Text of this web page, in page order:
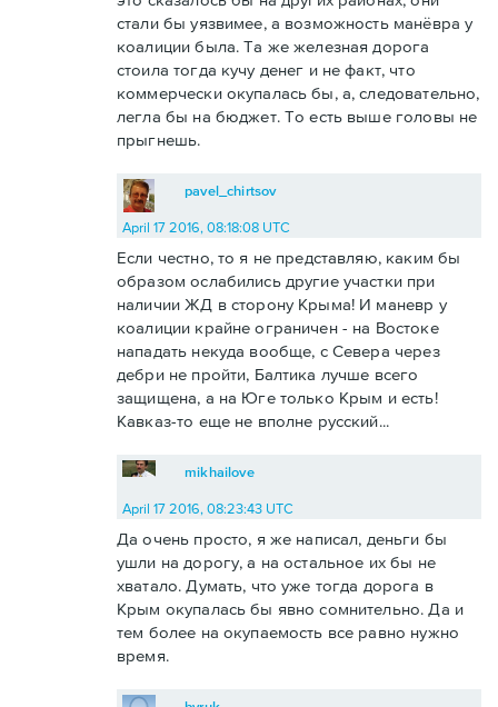
стали бы уязвимее, а возможность манёвра у
коалиции была. Та же железная дорога
стоила тогда кучу денег и не факт, что
коммерчески окупалась бы, а, следовательно,
легла бы на бюджет. То есть выше головы не
прыгнешь.
pavel_chirtsov
April 17 2016, 08:18:08 UTC
Если честно, то я не представляю, каким бы
образом ослабились другие участки при
наличии ЖД в сторону Крыма! И маневр у
коалиции крайне ограничен - на Востоке
нападать некуда вообще, с Севера через
дебри не пройти, Балтика лучше всего
защищена, а на Юге только Крым и есть!
Кавказ-то еще не вполне русский...
mikhailove
April 17 2016, 08:23:43 UTC
Да очень просто, я же написал, деньги бы
ушли на дорогу, а на остальное их бы не
хватало. Думать, что уже тогда дорога в
Крым окупалась бы явно сомнительно. Да и
тем более на окупаемость все равно нужно
время.